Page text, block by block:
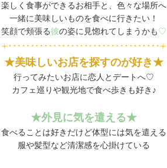
楽しく食事ができるお相手と、色々な場所へ
一緒に美味しいものを食べに行きたい！
笑顔で頬張る彼の姿に見惚れてしまうかも♡
★美味しいお店を探すのが好き★
行ってみたいお店に恋人とデートへ♡
カフェ巡りや観光地で食べ歩きも好き♪
★外見に気を遣える★
食べることは好きだけど体型には気を遣える
服や髪型など清潔感を心掛けている